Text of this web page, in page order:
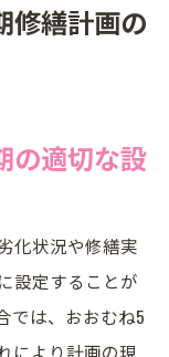
修繕計画の
の適切な設
化状況や修繕実
設定することが
では、おおむね5
により計画の現